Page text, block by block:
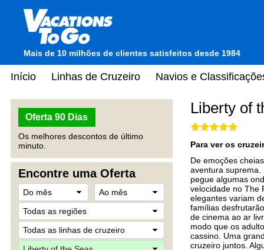
Mais de 10 milhões de clientes satisfeitos desde 1984
Início Linhas de Cruzeiro Navios e
Oferta 90 Dias
Os melhores descontos de último
minuto.
Encontre uma Oferta
Liberty of
Para ver os
De emoções
aventura suprema.
pegue algumas
velocidade no The
elegantes variam
famílias
de cinema ao ar
modo que os
cassino. Uma
cruzeiro juntos.